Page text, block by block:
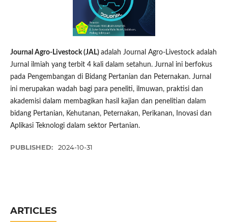
Journal Agro-Livestock (JAL) adalah Journal Agro-Livestock adalah
Jurnal ilmiah yang terbit 4 kali dalam setahun. Jurnal ini berfokus
pada Pengembangan di Bidang Pertanian dan Peternakan. Jurnal
ini merupakan wadah bagi para peneliti, ilmuwan, praktisi dan
akademisi dalam membagikan hasil kajian dan penelitian dalam
bidang Pertanian, Kehutanan, Peternakan, Perikanan, Inovasi dan
Aplikasi Teknologi dalam sektor Pertanian.
PUBLISHED: 2024-10-31
ARTICLES